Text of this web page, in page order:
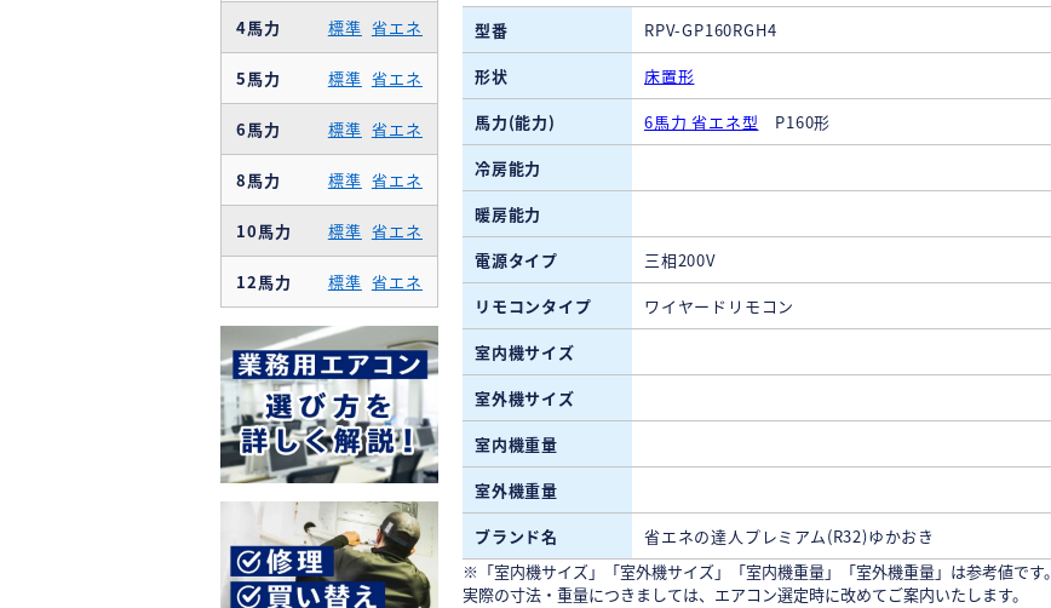
型番
RPV-GP160RGH4
形状
床置形
馬力(能力)
6馬力 省エネ型 P160形
冷房能力
暖房能力
電源タイプ
三相200V
リモコンタイプ
ワイヤードリモコン
室内機サイズ
室外機サイズ
室内機重量
室外機重量
ブランド名
省エネの達人プレミアム(R32)ゆかおき
※「室内機サイズ」「室外機サイズ」「室内機重量」「室外機重量」は参考値です。
実際の寸法・重量につきましては、エアコン選定時に改めてご案内いたします。
4馬力 標準 省エネ
5馬力 標準 省エネ
6馬力 標準 省エネ
8馬力 標準 省エネ
10馬力 標準 省エネ
12馬力 標準 省エネ